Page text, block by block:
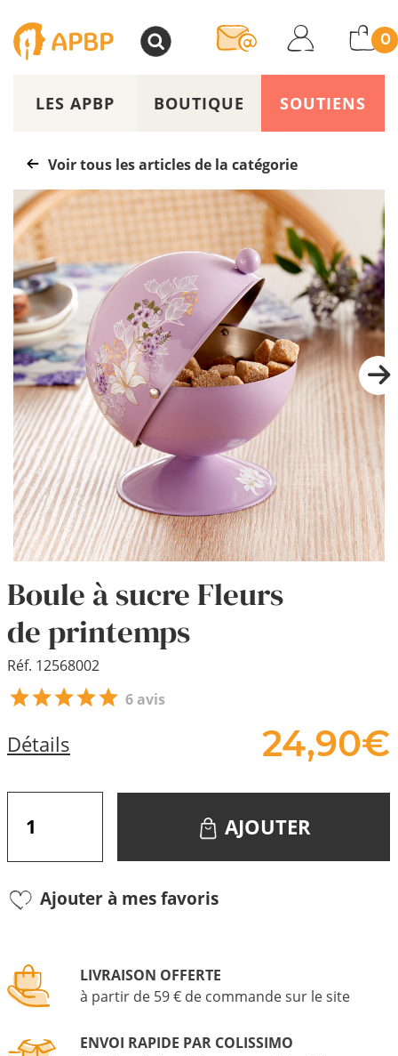
0
LES APBP BOUTIQUE SOUTIENS
Voir tous les articles de la catégorie
Boule à sucre Fleurs
de printemps
Réf. 12568002
6 avis
Détails 24,90€
AJOUTER
Ajouter à mes favoris
LIVRAISON OFFERTE
à partir de 59 € de commande sur le site
ENVOI RAPIDE PAR COLISSIMO